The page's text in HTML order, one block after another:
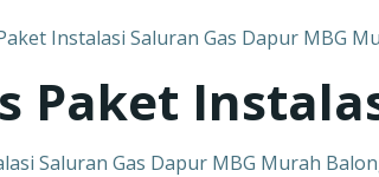
Paket
Saluran Gas Dapur MBG Murah